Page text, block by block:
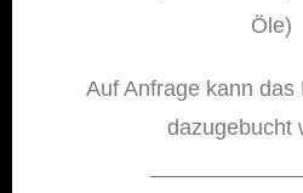
Öle)
Auf Anfrage kann das
dazugebucht